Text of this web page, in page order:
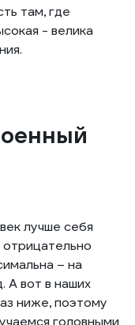
там, где
- велика
лучше себя
отрицательно
– на
А вот в наших
ниже, поэтому
головными